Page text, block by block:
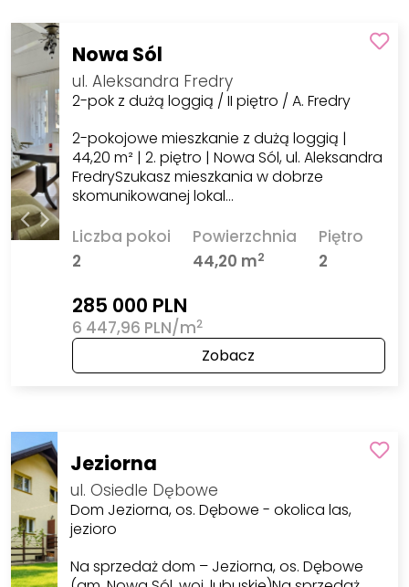
Nowa Sól
ul. Aleksandra Fredry
2-pok z dużą loggią / II piętro / A. Fredry
2-pokojowe mieszkanie z dużą loggią |
44,20 m² | 2. piętro | Nowa Sól, ul. Aleksandra
FredrySzukasz mieszkania w dobrze
skomunikowanej lokal…
Liczba pokoi
2
Powierzchnia
44,20 m2
Piętro
2
285 000 PLN
6 447,96 PLN/m2
Zobacz
Jeziorna
ul. Osiedle Dębowe
Dom Jeziorna, os. Dębowe - okolica las,
jezioro
Na sprzedaż dom – Jeziorna, os. Dębowe